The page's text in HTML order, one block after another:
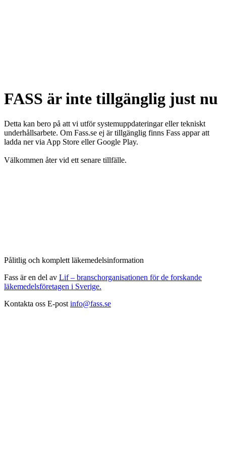
FASS är inte tillgänglig just nu
Detta kan bero på att vi utför systemuppdateringar eller tekniskt
underhållsarbete. Om Fass.se ej är tillgänglig finns Fass appar att
ladda ner via App Store eller Google Play.
Välkommen åter vid ett senare tillfälle.
Pålitlig och komplett läkemedelsinformation
Fass är en del av Lif – branschorganisationen för de forskande
läkemedelsföretagen i Sverige.
Kontakta oss E-post info@fass.se